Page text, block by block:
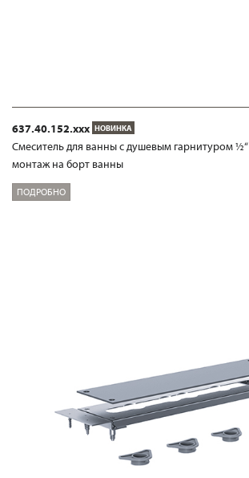
637.40.152.xxx НОВИНКА
Смеситель для ванны с душевым гарнитуром ½“
монтаж на борт ванны
ПОДРОБНО